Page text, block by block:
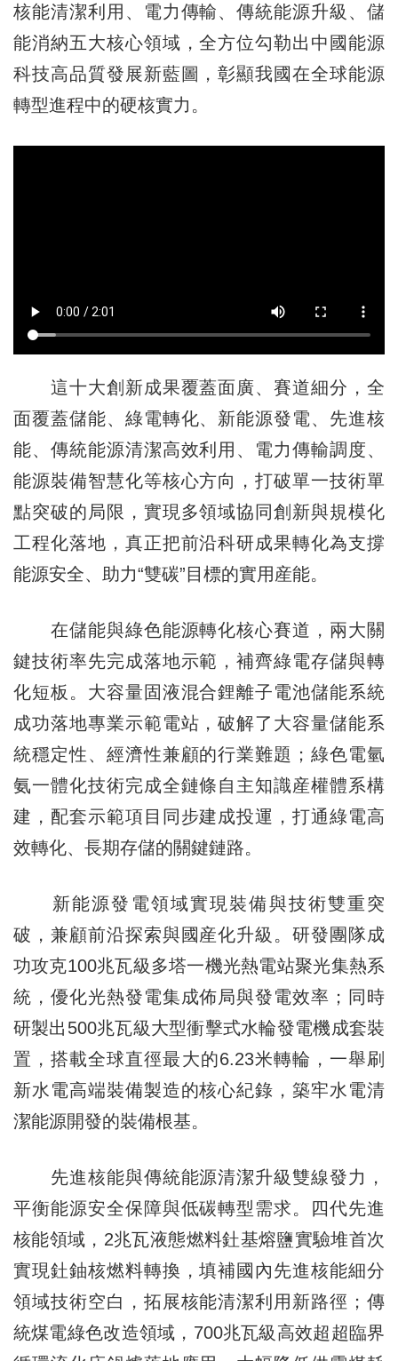
核能清潔利用、電力傳輸、傳統能源升級、儲
能消納五大核心領域，全方位勾勒出中國能源
科技高品質發展新藍圖，彰顯我國在全球能源
轉型進程中的硬核實力。
這十大創新成果覆蓋面廣、賽道細分，全
面覆蓋儲能、綠電轉化、新能源發電、先進核
能、傳統能源清潔高效利用、電力傳輸調度、
能源裝備智慧化等核心方向，打破單一技術單
點突破的局限，實現多領域協同創新與規模化
工程化落地，真正把前沿科研成果轉化為支撐
能源安全、助力“雙碳”目標的實用産能。
在儲能與綠色能源轉化核心賽道，兩大關
鍵技術率先完成落地示範，補齊綠電存儲與轉
化短板。大容量固液混合鋰離子電池儲能系統
成功落地專業示範電站，破解了大容量儲能系
統穩定性、經濟性兼顧的行業難題；綠色電氫
氨一體化技術完成全鏈條自主知識産權體系構
建，配套示範項目同步建成投運，打通綠電高
效轉化、長期存儲的關鍵鏈路。
新能源發電領域實現裝備與技術雙重突
破，兼顧前沿探索與國産化升級。研發團隊成
功攻克100兆瓦級多塔一機光熱電站聚光集熱系
統，優化光熱發電集成佈局與發電效率；同時
研製出500兆瓦級大型衝擊式水輪發電機成套裝
置，搭載全球直徑最大的6.23米轉輪，一舉刷
新水電高端裝備製造的核心紀錄，築牢水電清
潔能源開發的裝備根基。
先進核能與傳統能源清潔升級雙線發力，
平衡能源安全保障與低碳轉型需求。四代先進
核能領域，2兆瓦液態燃料釷基熔鹽實驗堆首次
實現釷鈾核燃料轉換，填補國內先進核能細分
領域技術空白，拓展核能清潔利用新路徑；傳
統煤電綠色改造領域，700兆瓦級高效超超臨界